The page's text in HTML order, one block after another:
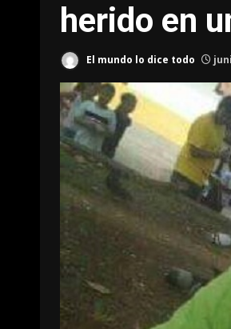
herido en
El mundo lo dice todo